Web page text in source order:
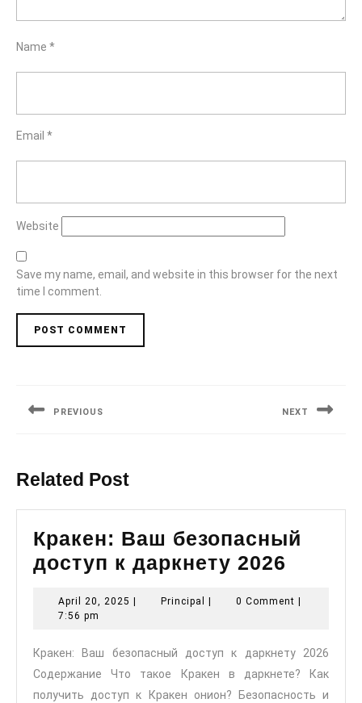
Name *
Email *
Website
Save my name, email, and website in this browser for the next
time I comment.
PREVIOUS NEXT
Related Post
Кракен: Ваш безопасный
доступ к даркнету 2026
к
April 20, 2025 April
Principal Principal0 Comment
7:56 pm
Кракен: Ваш безопасный доступ к даркнету 2026
Содержание Что такое Кракен в даркнете? Как
получить доступ к Кракен онион? Безопасность и